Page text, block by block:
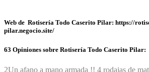
Web de Rotisería Todo Caserito Pilar: https://
pilar.negocio.site/
63 Opiniones sobre Rotisería Todo Caserito Pilar:
2Un afano a mano armada !! 4 rodajas de